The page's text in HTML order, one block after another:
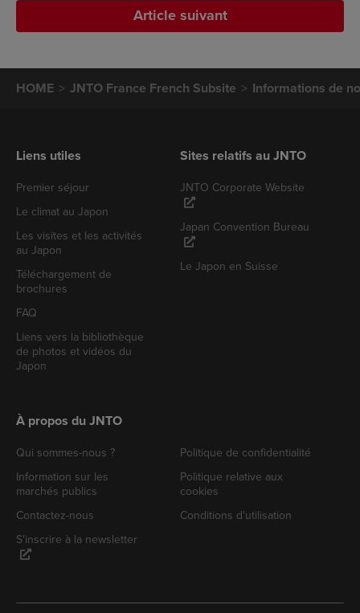
Article suivant
HOME JNTO France French Subsite Informations de
Liens utiles
Premier séjour
Le climat au Japon
Les visites et les activités
au Japon
Téléchargement de
brochures
FAQ
Liens vers la bibliothèque
de photos et vidéos du
Japon
Sites relatifs au JNTO
JNTO Corporate Website
Japan Convention Bureau
Le Japon en Suisse
À propos du JNTO
Qui sommes-nous ?
Information sur les
marchés publics
Contactez-nous
S'inscrire à la newsletter
Politique de confidentialité
Politique relative aux
cookies
Conditions d'utilisation